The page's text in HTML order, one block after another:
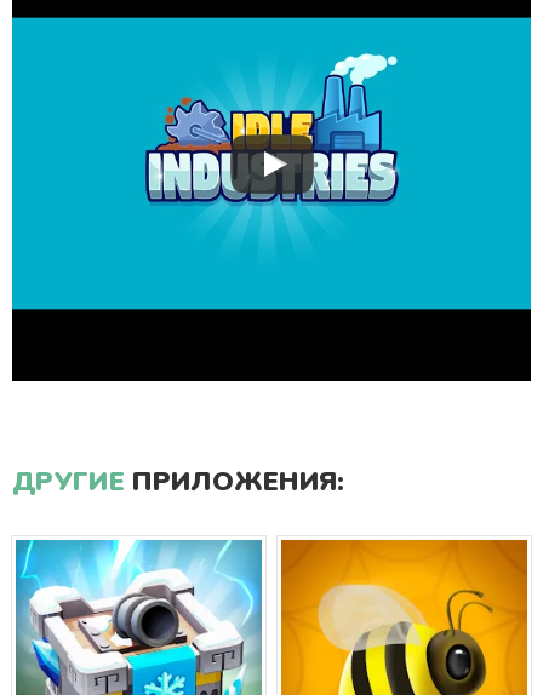
ДРУГИЕ ПРИЛОЖЕНИЯ: